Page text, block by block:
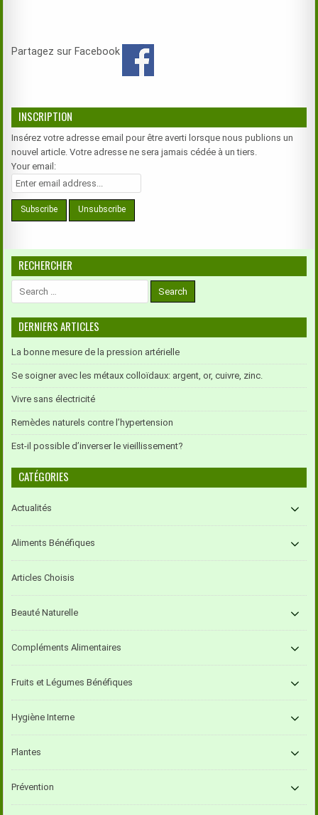
Partagez sur Facebook
INSCRIPTION
Insérez votre adresse email pour être averti lorsque nous publions un
nouvel article. Votre adresse ne sera jamais cédée à un tiers.
Your email:
RECHERCHER
DERNIERS ARTICLES
La bonne mesure de la pression artérielle
Se soigner avec les métaux colloïdaux: argent, or, cuivre, zinc.
Vivre sans électricité
Remèdes naturels contre l’hypertension
Est-il possible d’inverser le vieillissement?
CATÉGORIES
Actualités
Aliments Bénéfiques
Articles Choisis
Beauté Naturelle
Compléments Alimentaires
Fruits et Légumes Bénéfiques
Hygiène Interne
Plantes
Prévention